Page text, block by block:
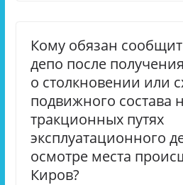
Кому обязан
депо после
о столкновении или
подвижного состава
тракционных путях
эксплуатационного
осмотре места
Киров?